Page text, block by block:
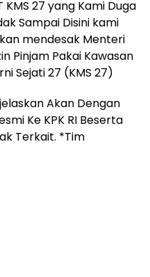
27 yang Kami Duga
Sampai Disini kami
mendesak Menteri
Pinjam Pakai Kawasan
Sejati 27 (KMS 27)
Akan Dengan
Ke KPK RI Beserta
Terkait. *Tim